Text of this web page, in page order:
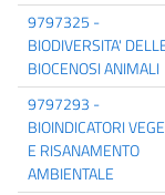
9797325 -
BIODIVERSITA'
BIOCENOSI ANIMALI
9797293 -
BIOINDICATORI
E RISANAMENTO
AMBIENTALE